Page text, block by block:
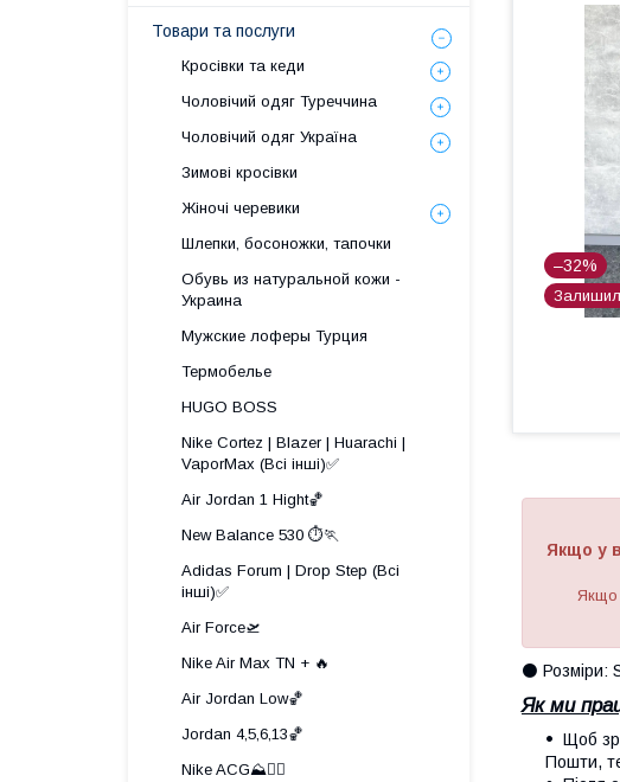
–32%
Якщо у
Якщо
⚫️ Розміри:
Як ми
Щоб
Пошти,
Товари та послуги
Кросівки та кеди
Чоловічий одяг Туреччина
Чоловічий одяг Україна
Зимові кросівки
Жіночі черевики
Шлепки, босоножки, тапочки
Обувь из натуральной кожи -
Украина
Мужские лоферы Турция
Термобелье
HUGO BOSS
Nike Cortez | Blazer | Huarachi |
VaporMax (Всі інші)✅
Air Jordan 1 Hight🏀
New Balance 530 ⏱️🏃
Adidas Forum | Drop Step (Всі
інші)✅
Air Force🛫
Nike Air Max TN + 🔥
Air Jordan Low🏀
Jordan 4,5,6,13🏀
Nike ACG⛰️🧗‍♀️